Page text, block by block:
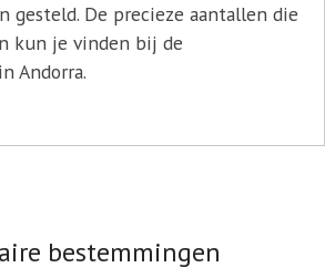
gesteld. De precieze aantallen die
kun je vinden bij de
Andorra.
bestemmingen